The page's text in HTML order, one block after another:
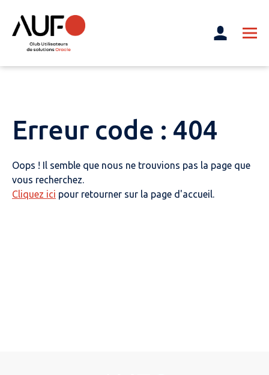
Erreur code : 404
Oops ! Il semble que nous ne trouvions pas la page que
vous recherchez.
Cliquez ici pour retourner sur la page d'accueil.